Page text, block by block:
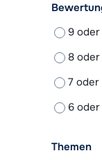
9
8
7
6
Themen